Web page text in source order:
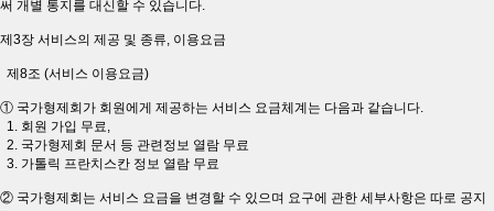
써 개별 통지를 대신할 수 있습니다.
제3장 서비스의 제공 및 종류, 이용요금
제8조 (서비스 이용요금)
① 국가형제회가 회원에게 제공하는 서비스 요금체계는 다음과 같습니다.
1. 회원 가입 무료,
2. 국가형제회 문서 등 관련정보 열람 무료
3. 가톨릭 프란치스칸 정보 열람 무료
② 국가형제회는 서비스 요금을 변경할 수 있으며 요구에 관한 세부사항은 따로 공지